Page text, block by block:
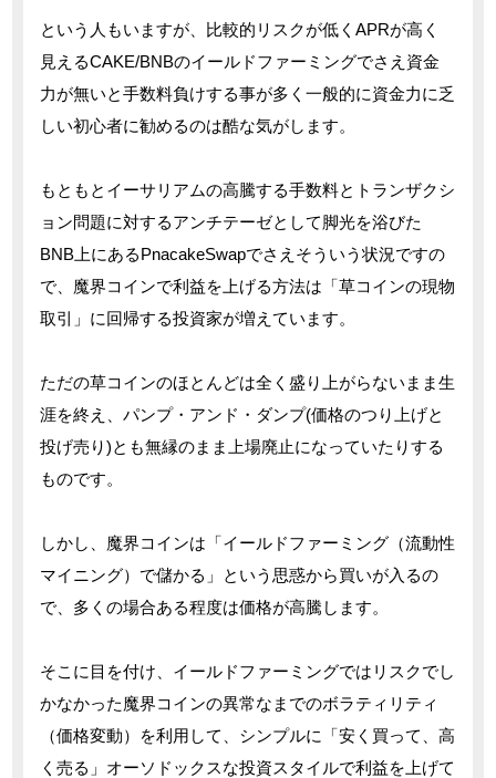
という人もいますが、比較的リスクが低くAPRが高く
見えるCAKE/BNBのイールドファーミングでさえ資金
力が無いと手数料負けする事が多く一般的に資金力に乏
しい初心者に勧めるのは酷な気がします。
もともとイーサリアムの高騰する手数料とトランザクシ
ョン問題に対するアンチテーゼとして脚光を浴びた
BNB上にあるPnacakeSwapでさえそういう状況ですの
で、魔界コインで利益を上げる方法は「草コインの現物
取引」に回帰する投資家が増えています。
ただの草コインのほとんどは全く盛り上がらないまま生
涯を終え、パンプ・アンド・ダンプ(価格のつり上げと
投げ売り)とも無縁のまま上場廃止になっていたりする
ものです。
しかし、魔界コインは「イールドファーミング（流動性
マイニング）で儲かる」という思惑から買いが入るの
で、多くの場合ある程度は価格が高騰します。
そこに目を付け、イールドファーミングではリスクでし
かなかった魔界コインの異常なまでのボラティリティ
（価格変動）を利用して、シンプルに「安く買って、高
く売る」オーソドックスな投資スタイルで利益を上げて